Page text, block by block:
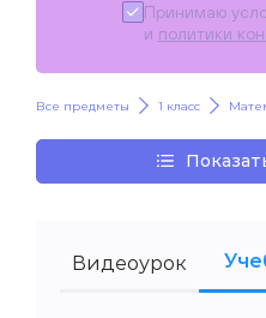
Принимаю
и политики
Все предметы 1 класс
Видеоурок